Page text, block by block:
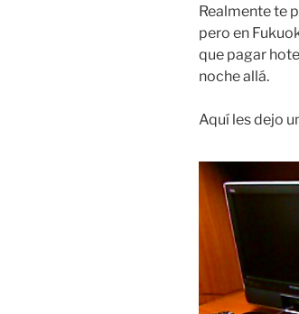
Realmente te
pero en
que pagar
noche allá.
Aquí les dejo